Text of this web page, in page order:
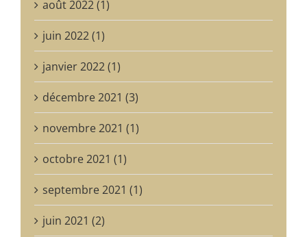
août 2022 (1)
juin 2022 (1)
janvier 2022 (1)
décembre 2021 (3)
novembre 2021 (1)
octobre 2021 (1)
septembre 2021 (1)
juin 2021 (2)